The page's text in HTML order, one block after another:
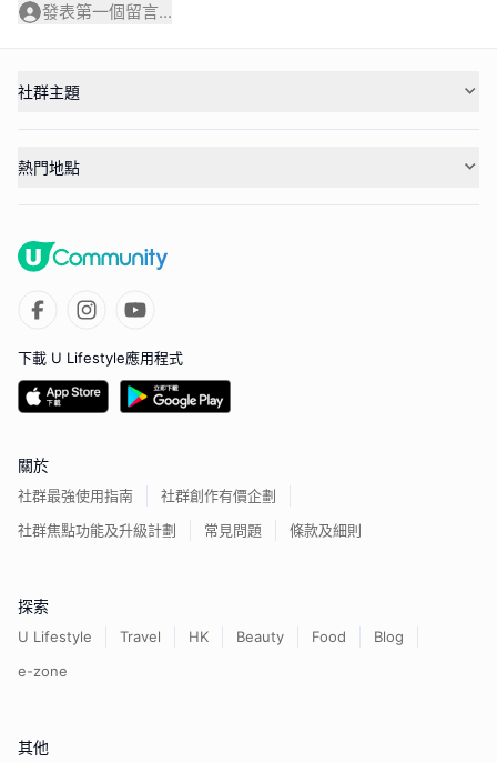
發表第一個留言...
社群主題
熱門地點
下載 U Lifestyle應用程式
關於
社群最強使用指南
社群創作有價企劃
社群焦點功能及升級計劃
常見問題 條款及細則
探索
U Lifestyle Travel HK Beauty Food
Blog
e-zone
其他